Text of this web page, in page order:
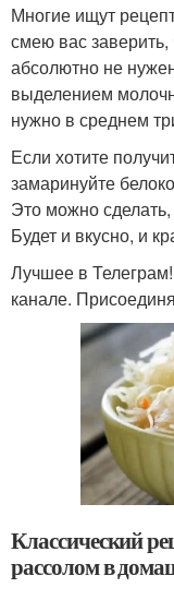
Многие ищут
смею вас заверить,
абсолютно не
выделением
нужно в среднем
Если хотите
замаринуйте
Это можно
Будет и вкусно, и
Лучшее в
канале.
Классический
рассолом в